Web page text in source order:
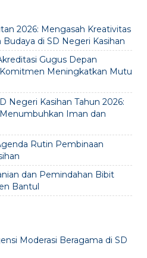
2026: Mengasah Kreativitas
di SD Negeri Kasihan
Gugus Depan
Meningkatkan Mutu
Negeri Kasihan Tahun 2026:
Iman dan
Rutin Pembinaan
dan Pemindahan Bibit
Bantul
Moderasi Beragama di SD